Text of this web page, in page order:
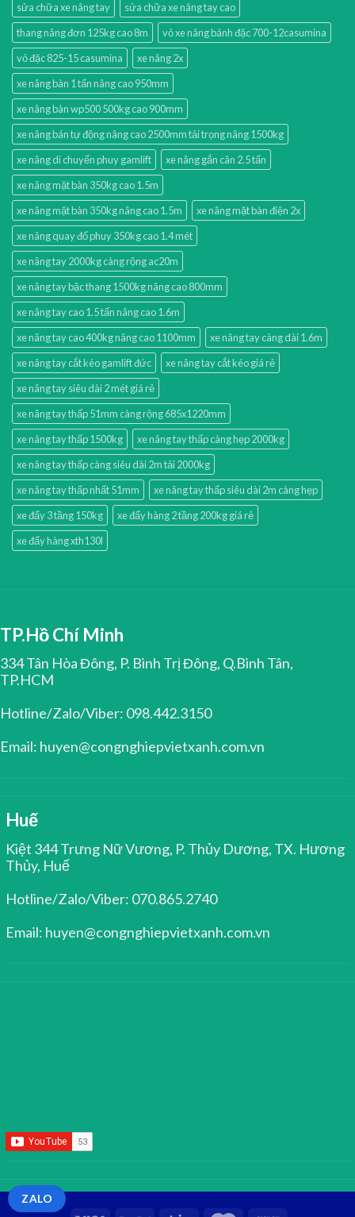
sửa chữa xe nâng tay
sửa chữa xe nâng tay cao
thang nâng đơn 125kg cao 8m
vỏ xe nâng bánh đặc 700-12casumina
vỏ đặc 825-15 casumina
xe nâng 2x
xe nâng bàn 1 tấn nâng cao 950mm
xe nâng bàn wp500 500kg cao 900mm
xe nâng bán tự động nâng cao 2500mm tải trọng nâng 1500kg
xe nâng di chuyển phuy gamlift
xe nâng gắn cân 2.5 tấn
xe nâng mặt bàn 350kg cao 1.5m
xe nâng mặt bàn 350kg nâng cao 1.5m
xe nâng mặt bàn điện 2x
xe nâng quay đổ phuy 350kg cao 1.4 mét
xe nâng tay 2000kg càng rộng ac20m
xe nâng tay bậc thang 1500kg nâng cao 800mm
xe nâng tay cao 1.5 tấn nâng cao 1.6m
xe nâng tay cao 400kg nâng cao 1100mm
xe nâng tay càng dài 1.6m
xe nâng tay cắt kéo gamlift đức
xe nâng tay cắt kéo giá rẻ
xe nâng tay siêu dài 2 mét giá rẻ
xe nâng tay thấp 51mm càng rộng 685x1220mm
xe nâng tay thấp 1500kg
xe nâng tay thấp càng hẹp 2000kg
xe nâng tay thấp càng siêu dài 2m tải 2000kg
xe nâng tay thấp nhất 51mm
xe nâng tay thấp siêu dài 2m càng hẹp
xe đẩy 3 tầng 150kg
xe đẩy hàng 2 tầng 200kg giá rẻ
xe đẩy hàng xth130l
TP.Hồ Chí Minh
334 Tân Hòa Đông, P. Bình Trị Đông, Q.Bình Tân,
TP.HCM
Hotline/Zalo/Viber: 098.442.3150
Email: huyen@congnghiepvietxanh.com.vn
Huế
Kiệt 344 Trưng Nữ Vương, P. Thủy Dương, TX. Hương
Thủy, Huế
Hotline/Zalo/Viber: 070.865.2740
Email: huyen@congnghiepvietxanh.com.vn
ZALO